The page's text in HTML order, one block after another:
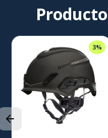
3%